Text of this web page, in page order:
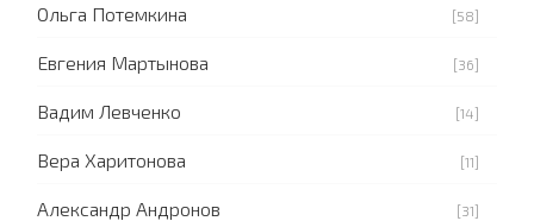
Ольга Потемкина [58]
Евгения Мартынова [36]
Вадим Левченко [14]
Вера Харитонова [11]
Александр Андронов [31]